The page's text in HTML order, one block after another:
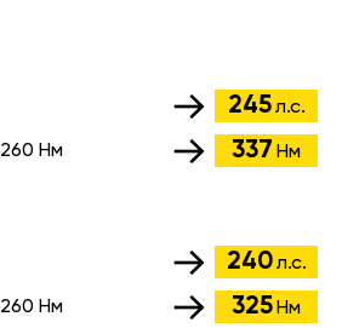
245 л.с.
260 Нм 337 Нм
240 л.с.
260 Нм 325 Нм